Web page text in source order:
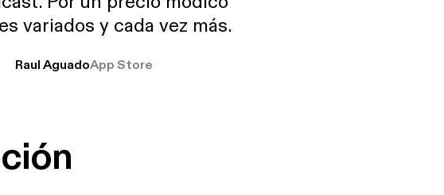
variados y cada vez más.
Raul AguadoApp Store